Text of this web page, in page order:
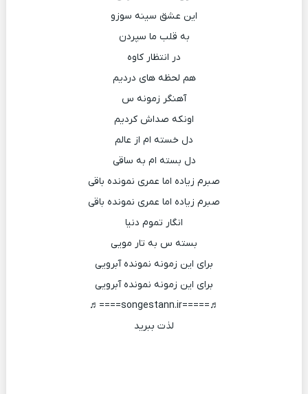
این عشق سینه سوزو
به قلب ما سپردن
در انتظار کاوه
هم لحظه های دردیم
آهنگر زمونه س
اونکه صداش کردیم
دل خسته ام از عالم
دل بسته ام به ساقی
صبرم زیاده اما عمری نمونده باقی
صبرم زیاده اما عمری نمونده باقی
انگار تموم دنیا
بسته س به تار مویی
برای این زمونه نمونده آبرویی
برای این زمونه نمونده آبرویی
♬=====songestann.ir====♬
لذت ببرید